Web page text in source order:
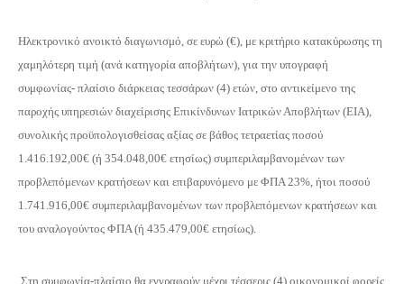
Ηλεκτρονικό ανοικτό διαγωνισμό, σε ευρώ (€), με κριτήριο κατακύρωσης τη
χαμηλότερη τιμή (ανά κατηγορία αποβλήτων), για την υπογραφή
συμφωνίας- πλαίσιο διάρκειας τεσσάρων (4) ετών, στο αντικείμενο της
παροχής υπηρεσιών διαχείρισης Επικίνδυνων Ιατρικών Αποβλήτων (ΕΙΑ),
συνολικής προϋπολογισθείσας αξίας σε βάθος τετραετίας ποσού
1.416.192,00€ (ή 354.048,00€ ετησίως) συμπεριλαμβανομένων των
προβλεπόμενων κρατήσεων και επιβαρυνόμενο με ΦΠΑ 23%, ήτοι ποσού
1.741.916,00€ συμπεριλαμβανομένων των προβλεπόμενων κρατήσεων και
του αναλογούντος ΦΠΑ (ή 435.479,00€ ετησίως).
Στη συμφωνία-πλαίσιο θα εγγραφούν μέχρι τέσσερις (4) οικονομικοί φορείς